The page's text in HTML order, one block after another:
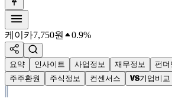
케이카7,750원 0.9%
요약 인사이트 사업정보 재무정보 펀더
주주환원
주식정보 컨센서스 기업비교